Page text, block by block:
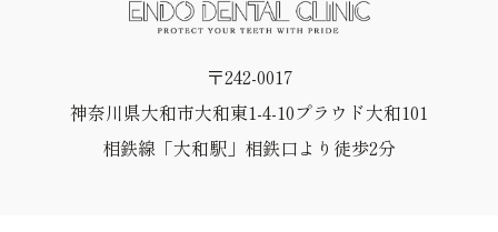
〒242-0017
神奈川県大和市大和東1-4-10プラウド大和101
相鉄線「大和駅」相鉄口より徒歩2分